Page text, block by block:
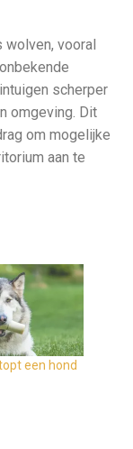
wolven, vooral
scherper
omgeving. Dit
om mogelijke
aan te
een hond